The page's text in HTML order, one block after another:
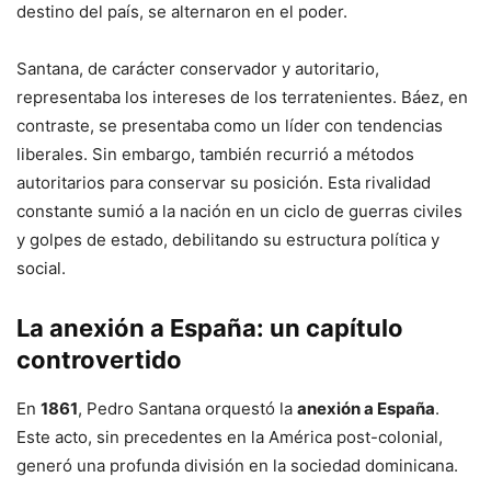
destino del país, se alternaron en el poder.
Santana, de carácter conservador y autoritario,
representaba los intereses de los terratenientes. Báez, en
contraste, se presentaba como un líder con tendencias
liberales. Sin embargo, también recurrió a métodos
autoritarios para conservar su posición. Esta rivalidad
constante sumió a la nación en un ciclo de guerras civiles
y golpes de estado, debilitando su estructura política y
social.
La anexión a España: un capítulo
controvertido
En 1861, Pedro Santana orquestó la anexión a España.
Este acto, sin precedentes en la América post-colonial,
generó una profunda división en la sociedad dominicana.